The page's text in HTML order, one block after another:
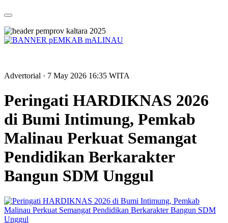
Advertorial · 7 May 2026 16:35 WITA
Peringati HARDIKNAS 2026
di Bumi Intimung, Pemkab
Malinau Perkuat Semangat
Pendidikan Berkarakter
Bangun SDM Unggul